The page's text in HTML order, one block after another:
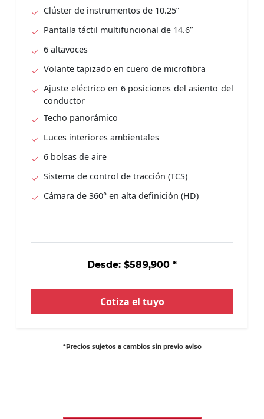
Clúster de instrumentos de 10.25”
Pantalla táctil multifuncional de 14.6”
6 altavoces
Volante tapizado en cuero de microfibra
Ajuste eléctrico en 6 posiciones del asiento del
conductor
Techo panorámico
Luces interiores ambientales
6 bolsas de aire
Sistema de control de tracción (TCS)
Cámara de 360° en alta definición (HD)
Desde: $589,900 *
Cotiza el tuyo
*Precios sujetos a cambios sin previo aviso